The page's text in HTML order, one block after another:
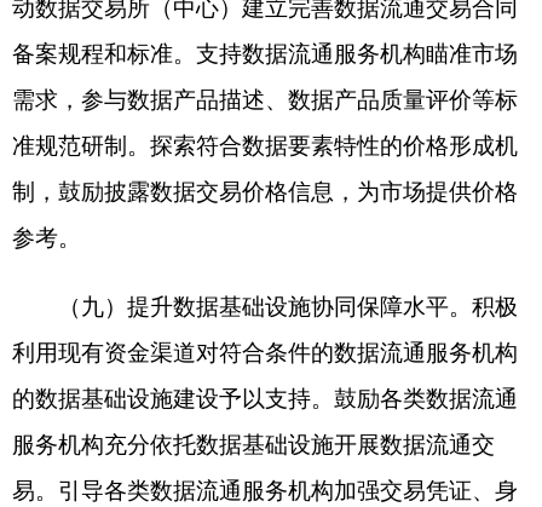
（十二）加强组织领导。国家数据局要充分发
挥统筹协调作用，会同各相关部门建立健全与数据
市场发展阶段相适应、权责清晰、运行高效的数据
流通服务机构管理体系。各地要落实属地管理责
任，建立健全促进数据流通服务机构规范健康发展
不合理要求、审批条件或流程，限制数据跨行业、
跨部门、跨区域流动。
（十三）强化监督管理。切实贯彻落实国务院
关于清理整顿各类交易场所的方针和政策，严格规
展整合优化。建立跨部门协同监管机制，数据管理